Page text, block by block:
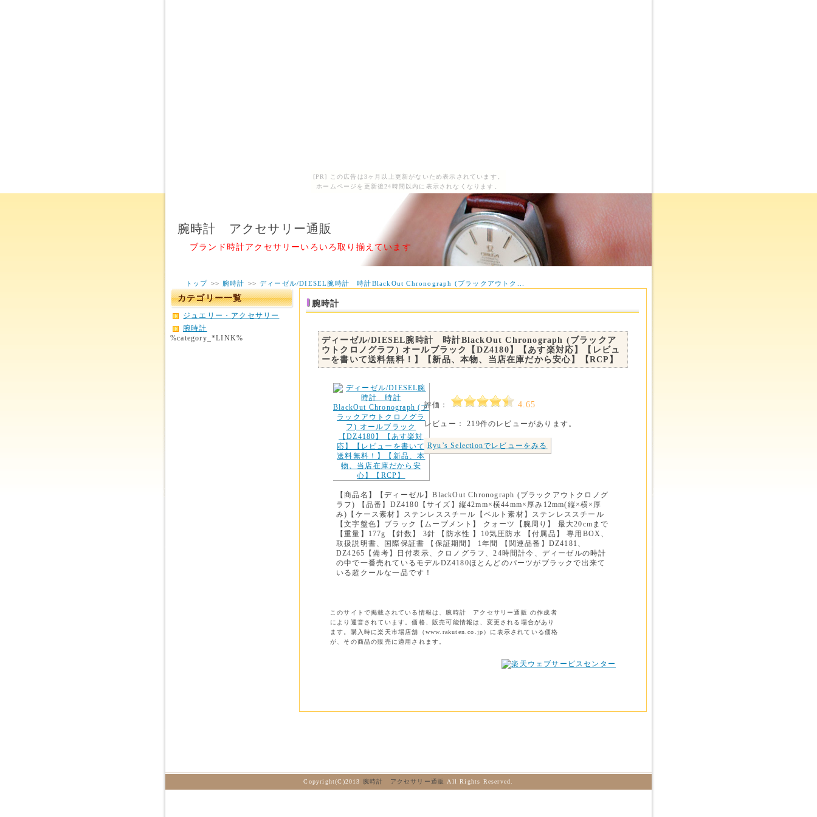
[PR] この広告は3ヶ月以上更新がないため表示されています。
ホームページを更新後24時間以内に表示されなくなります。
腕時計 アクセサリー通販
ブランド時計アクセサリーいろいろ取り揃えています
トップ >> 腕時計 >> ディーゼル/DIESEL腕時計 時計BlackOut Chronograph (ブラックアウトク...
腕時計
ディーゼル/DIESEL腕時計 時計BlackOut Chronograph (ブラックア
ウトクロノグラフ) オールブラック【DZ4180】【あす楽対応】【レビュ
ーを書いて送料無料！】【新品、本物、当店在庫だから安心】【RCP】
評価： 4.65
レビュー： 219件のレビューがあります。
Ryu’s Selectionでレビューをみる
【商品名】【ディーゼル】BlackOut Chronograph (ブラックアウトクロノグ
ラフ) 【品番】DZ4180【サイズ】縦42mm×横44mm×厚み12mm(縦×横×厚
み)【ケース素材】ステンレススチール【ベルト素材】ステンレススチール
【文字盤色】ブラック【ムーブメント】 クォーツ【腕周り】 最大20cmまで
【重量】177g 【針数】 3針 【防水性 】10気圧防水 【付属品】 専用BOX、
取扱説明書、国際保証書 【保証期間】 1年間 【関連品番】DZ4181、
DZ4265【備考】日付表示、クロノグラフ、24時間計今、ディーゼルの時計
の中で一番売れているモデルDZ4180ほとんどのパーツがブラックで出来て
いる超クールな一品です！
このサイトで掲載されている情報は、腕時計 アクセサリー通販 の作成者
により運営されています。価格、販売可能情報は、変更される場合があり
ます。購入時に楽天市場店舗（www.rakuten.co.jp）に表示されている価格
が、その商品の販売に適用されます。
カテゴリー一覧
ジュエリー・アクセサリー
腕時計
%category_*LINK%
Copyright(C)2013 腕時計 アクセサリー通販 All Rights Reserved.